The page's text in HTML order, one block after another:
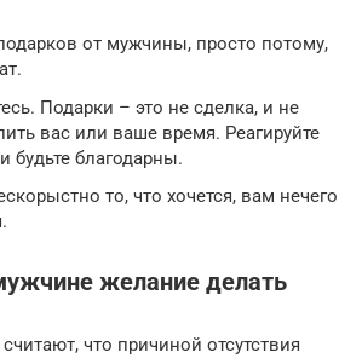
от мужчины, просто потому,
Подарки – это не сделка, и не
вас или ваше время. Реагируйте
будьте благодарны.
то, что хочется, вам нечего
желание делать
что причиной отсутствия